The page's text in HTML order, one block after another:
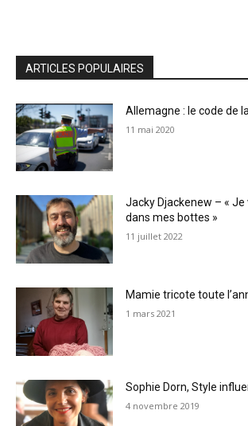
ARTICLES POPULAIRES
Allemagne : le code de
11 mai 2020
Jacky Djackenew – «
dans mes bottes »
11 juillet 2022
Mamie tricote toute
1 mars 2021
Sophie Dorn, Style
4 novembre 2019